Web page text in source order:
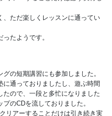
、ただ楽しくレッスンに通ってい
たようです。
の短期講習にも参加しました。
通っておりましたし、遊ぶ時間
たので、一段と多忙になりました
のCDを流しておりました。
リアーすることだけは引き続き実